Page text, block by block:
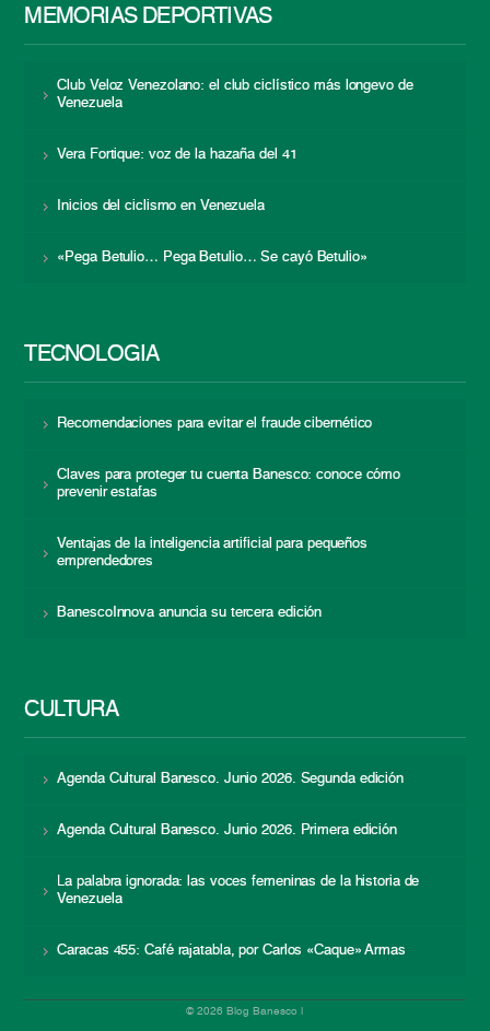
MEMORIAS DEPORTIVAS
Club Veloz Venezolano: el club ciclístico más longevo de
Venezuela
Vera Fortique: voz de la hazaña del 41
Inicios del ciclismo en Venezuela
«Pega Betulio… Pega Betulio… Se cayó Betulio»
TECNOLOGÍA
Recomendaciones para evitar el fraude cibernético
Claves para proteger tu cuenta Banesco: conoce cómo
prevenir estafas
Ventajas de la inteligencia artificial para pequeños
emprendedores
BanescoInnova anuncia su tercera edición
CULTURA
Agenda Cultural Banesco. Junio 2026. Segunda edición
Agenda Cultural Banesco. Junio 2026. Primera edición
La palabra ignorada: las voces femeninas de la historia de
Venezuela
Caracas 455: Café rajatabla, por Carlos «Caque» Armas
© 2026 Blog Banesco |